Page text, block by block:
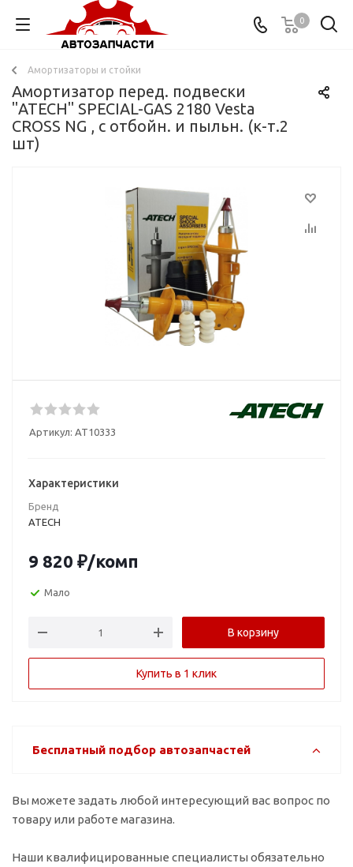
0
Амортизаторы и стойки
Амортизатор перед. подвески
"ATECH" SPECIAL-GAS 2180 Vesta
CROSS NG , с отбойн. и пыльн. (к-т.2
шт)
Артикул: AT10333
Характеристики
Бренд
ATECH
9 820 ₽/комп
Мало
В корзину
Купить в 1 клик
Бесплатный подбор автозапчастей
Вы можете задать любой интересующий вас вопрос по
товару или работе магазина.
Наши квалифицированные специалисты обязательно